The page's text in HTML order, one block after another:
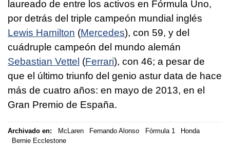
laureado de entre los activos en Fórmula Uno,
por detrás del triple campeón mundial inglés
Lewis Hamilton (Mercedes), con 59, y del
cuádruple campeón del mundo alemán
Sebastian Vettel (Ferrari), con 46; a pesar de
que el último triunfo del genio astur data de hace
más de cuatro años: en mayo de 2013, en el
Gran Premio de España.
Archivado en: McLaren Fernando Alonso Fórmula 1
Honda
Bernie Ecclestone